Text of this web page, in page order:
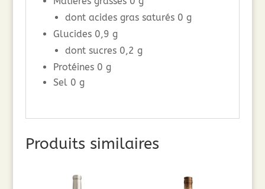
dont acides gras saturés 0 g
Glucides 0,9 g
dont sucres 0,2 g
Protéines 0 g
Sel 0 g
Produits similaires